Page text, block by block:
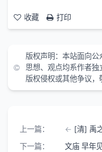
收藏 打印
版权声明：本站面向
思想、观点均系作者
版权侵权或其他争议，
上一篇：
[清] 禹之鼎《修
下一篇：